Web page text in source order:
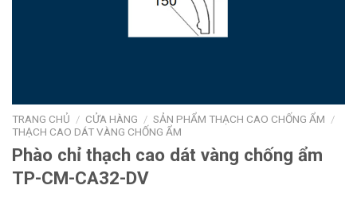
TRANG CHỦ / CỬA HÀNG / SẢN PHẨM THẠCH CAO CHỐNG ẨM /
THẠCH CAO DÁT VÀNG CHỐNG ẨM
Phào chỉ thạch cao dát vàng chống ẩm
TP-CM-CA32-DV